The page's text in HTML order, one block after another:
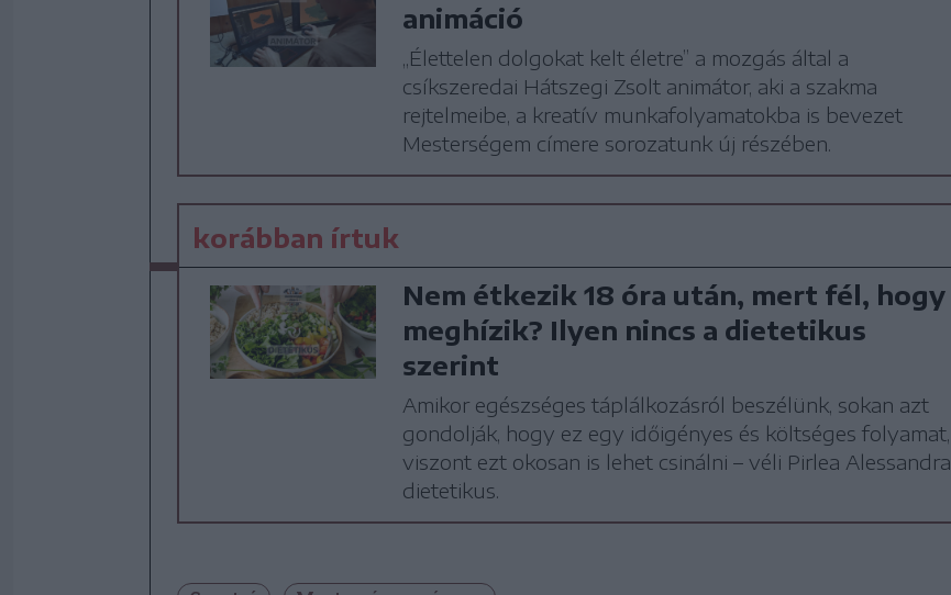
animáció
„Élettelen dolgokat kelt életre” a mozgás által a
csíkszeredai Hátszegi Zsolt animátor, aki a szakma
rejtelmeibe, a kreatív munkafolyamatokba is bevezet
Mesterségem címere sorozatunk új részében.
korábban írtuk
Nem étkezik 18 óra után, mert fél, hogy
meghízik? Ilyen nincs a dietetikus
szerint
Amikor egészséges táplálkozásról beszélünk, sokan azt
gondolják, hogy ez egy időigényes és költséges folyamat,
viszont ezt okosan is lehet csinálni – véli Pirlea Alessandra
dietetikus.